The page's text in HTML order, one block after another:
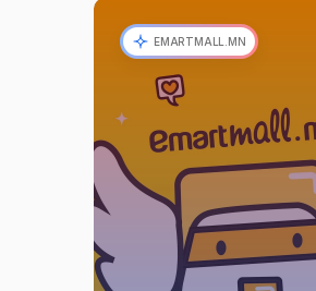
EMARTMALL.MN